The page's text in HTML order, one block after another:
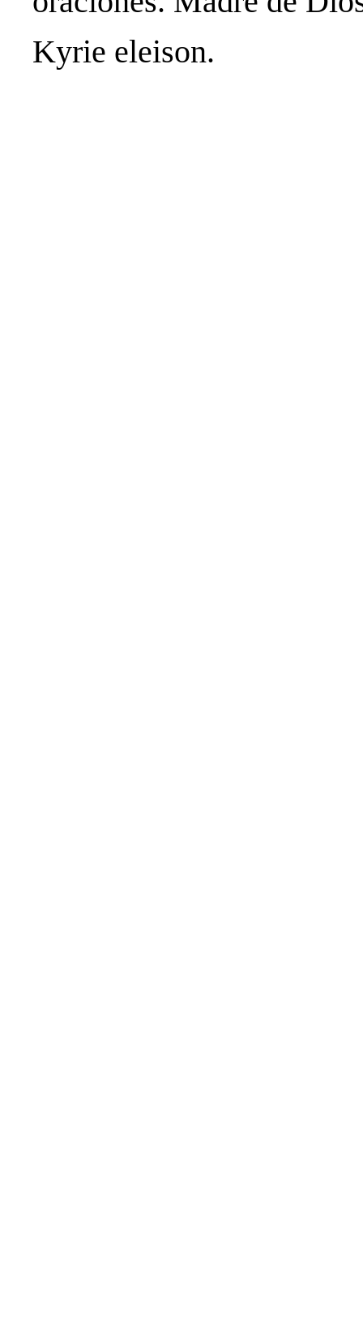
Kyrie eleison.